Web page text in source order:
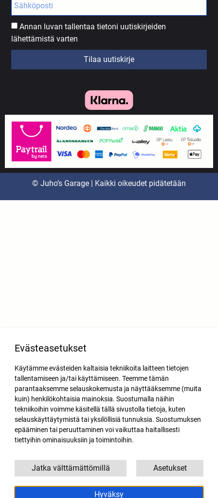
Annan luvan tallentaa tietoni uutiskirjeiden
lähettämistä varten
Tilaa uutiskirje
© Juho’s Garage | Kaikki oikeudet pidätetään
Evästeasetukset
Käytämme evästeiden kaltaisia tekniikoita laitteen tietojen
tallentamiseen ja/tai käyttämiseen. Teemme tämän
parantaaksemme selauskokemusta ja näyttääksemme (muita
kuin) henkilökohtaisia mainoksia. Suostumalla näihin
tekniikoihin voimme käsitellä tällä sivustolla tietoja, kuten
selauskäyttäytymistä tai yksilöllisiä tunnuksia. Suostumuksen
epääminen tai peruuttaminen voi vaikuttaa haitallisesti
tiettyihin ominaisuuksiin ja toimintoihin.
Hyväksy
Asetukset
Jatka välttämättömillä